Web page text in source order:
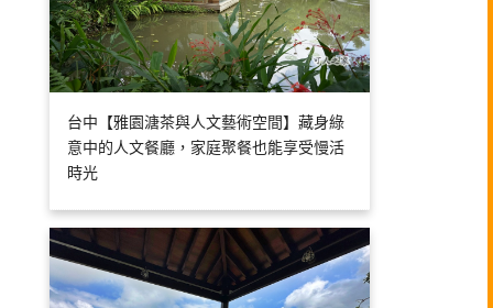
台中【雅園溏茶與人文藝術空間】藏身綠
意中的人文餐廳，家庭聚餐也能享受慢活
時光